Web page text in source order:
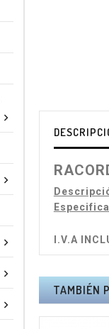
- BSP
I.V.A
TAMBIÉN